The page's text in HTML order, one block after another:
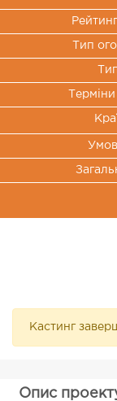
Тип
Кастинг
Опис